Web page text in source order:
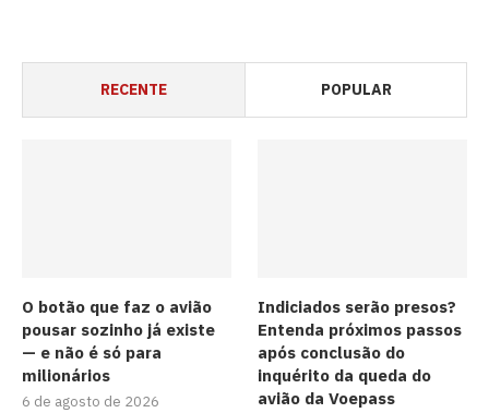
RECENTE POPULAR
O botão que faz o avião
pousar sozinho já existe
— e não é só para
milionários
6 de agosto de 2026
Indiciados serão presos?
Entenda próximos passos
após conclusão do
inquérito da queda do
avião da Voepass